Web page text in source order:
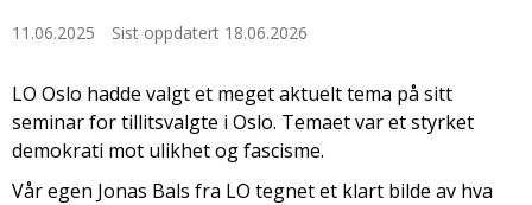
11.06.2025 Sist oppdatert 18.06.2026
LO Oslo hadde valgt et meget aktuelt tema på sitt
seminar for tillitsvalgte i Oslo. Temaet var et styrket
demokrati mot ulikhet og fascisme.
Vår egen Jonas Bals fra LO tegnet et klart bilde av hva